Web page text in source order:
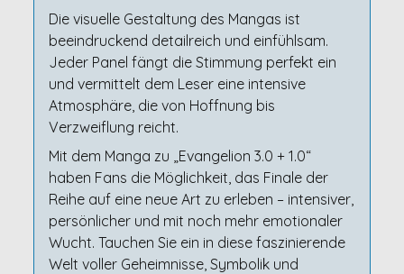
Die visuelle Gestaltung des Mangas ist
beeindruckend detailreich und einfühlsam.
Jeder Panel fängt die Stimmung perfekt ein
und vermittelt dem Leser eine intensive
Atmosphäre, die von Hoffnung bis
Verzweiflung reicht.
Mit dem Manga zu „Evangelion 3.0 + 1.0“
haben Fans die Möglichkeit, das Finale der
Reihe auf eine neue Art zu erleben – intensiver,
persönlicher und mit noch mehr emotionaler
Wucht. Tauchen Sie ein in diese faszinierende
Welt voller Geheimnisse, Symbolik und